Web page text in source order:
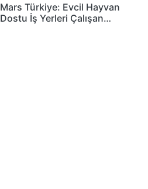
Mars Türkiye: Evcil Hayvan
Dostu İş Yerleri Çalışan…